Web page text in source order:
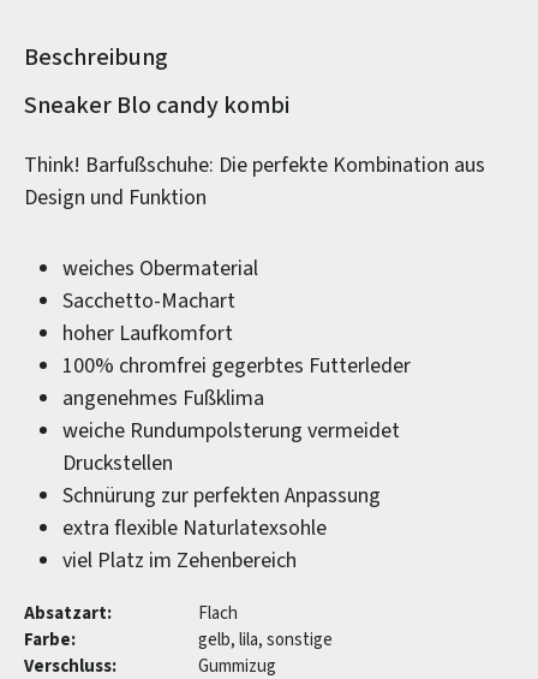
Beschreibung
Produktinformationen
Sneaker Blo candy kombi
Think! Barfußschuhe: Die perfekte Kombination aus
Design und Funktion
weiches Obermaterial
Sacchetto-Machart
hoher Laufkomfort
100% chromfrei gegerbtes Futterleder
angenehmes Fußklima
weiche Rundumpolsterung vermeidet
Druckstellen
Schnürung zur perfekten Anpassung
extra flexible Naturlatexsohle
viel Platz im Zehenbereich
Absatzart:
Flach
Farbe:
gelb, lila, sonstige
Verschluss:
Gummizug